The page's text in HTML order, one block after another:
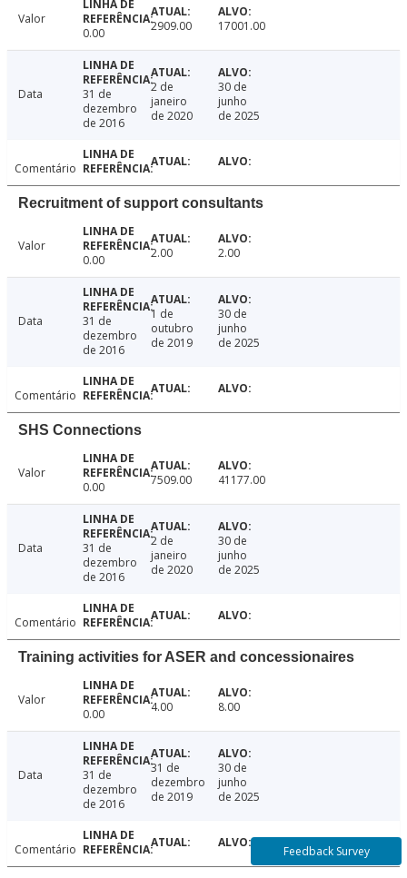
Valor
0.00
2909.00 17001.00
Data
31 de
dezembro
de 2016
2 de
janeiro
de 2020
30 de
junho
de 2025
Comentário
Recruitment of support consultants
Valor
0.00
2.00 2.00
Data
31 de
dezembro
de 2016
1 de
outubro
de 2019
30 de
junho
de 2025
Comentário
SHS Connections
Valor
0.00
7509.00 41177.00
Data
31 de
dezembro
de 2016
2 de
janeiro
de 2020
30 de
junho
de 2025
Comentário
Training activities for ASER and concessionaires
Valor
0.00
4.00 8.00
Data
31 de
dezembro
de 2016
31 de
dezembro
de 2019
30 de
junho
de 2025
Comentário Feedback Survey